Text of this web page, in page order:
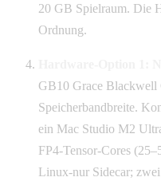
20 GB Spielraum. Die
Ordnung.
GB10 Grace
Speicherbandbreite.
ein Mac Studio M2
FP4-Tensor-Cores
Linux-nur Sidecar;